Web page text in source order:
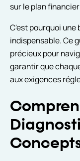
sur le plan
C'est pourquoi une
indispensable. Ce
précieux pour
garantir que
aux exigences